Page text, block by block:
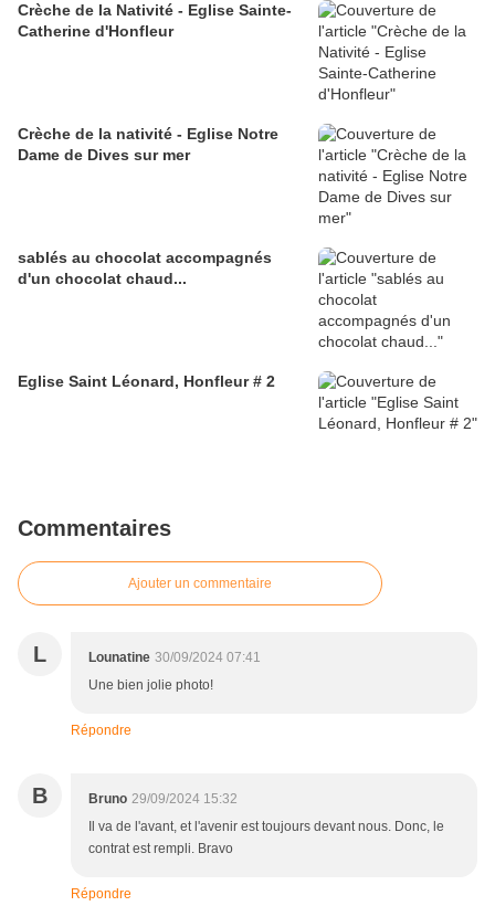
Crèche de la Nativité - Eglise Sainte-
Catherine d'Honfleur
Crèche de la nativité - Eglise Notre
Dame de Dives sur mer
sablés au chocolat accompagnés
d'un chocolat chaud...
Eglise Saint Léonard, Honfleur # 2
Commentaires
Ajouter un commentaire
L Lounatine 30/09/2024 07:41
Une bien jolie photo!
Répondre
B Bruno 29/09/2024 15:32
Il va de l'avant, et l'avenir est toujours devant nous. Donc, le
contrat est rempli. Bravo
Répondre